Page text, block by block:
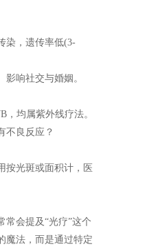
染，遗传率低(3-
响社交与婚姻。
，均属紫外线疗法。
不良反应？
按光斑或面积计，医
常会提及“光疗”这个
魔法，而是通过特定